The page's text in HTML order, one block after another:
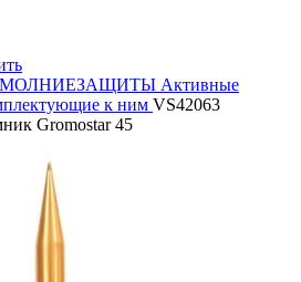
Активные
к ним VS42063
Gromostar 45